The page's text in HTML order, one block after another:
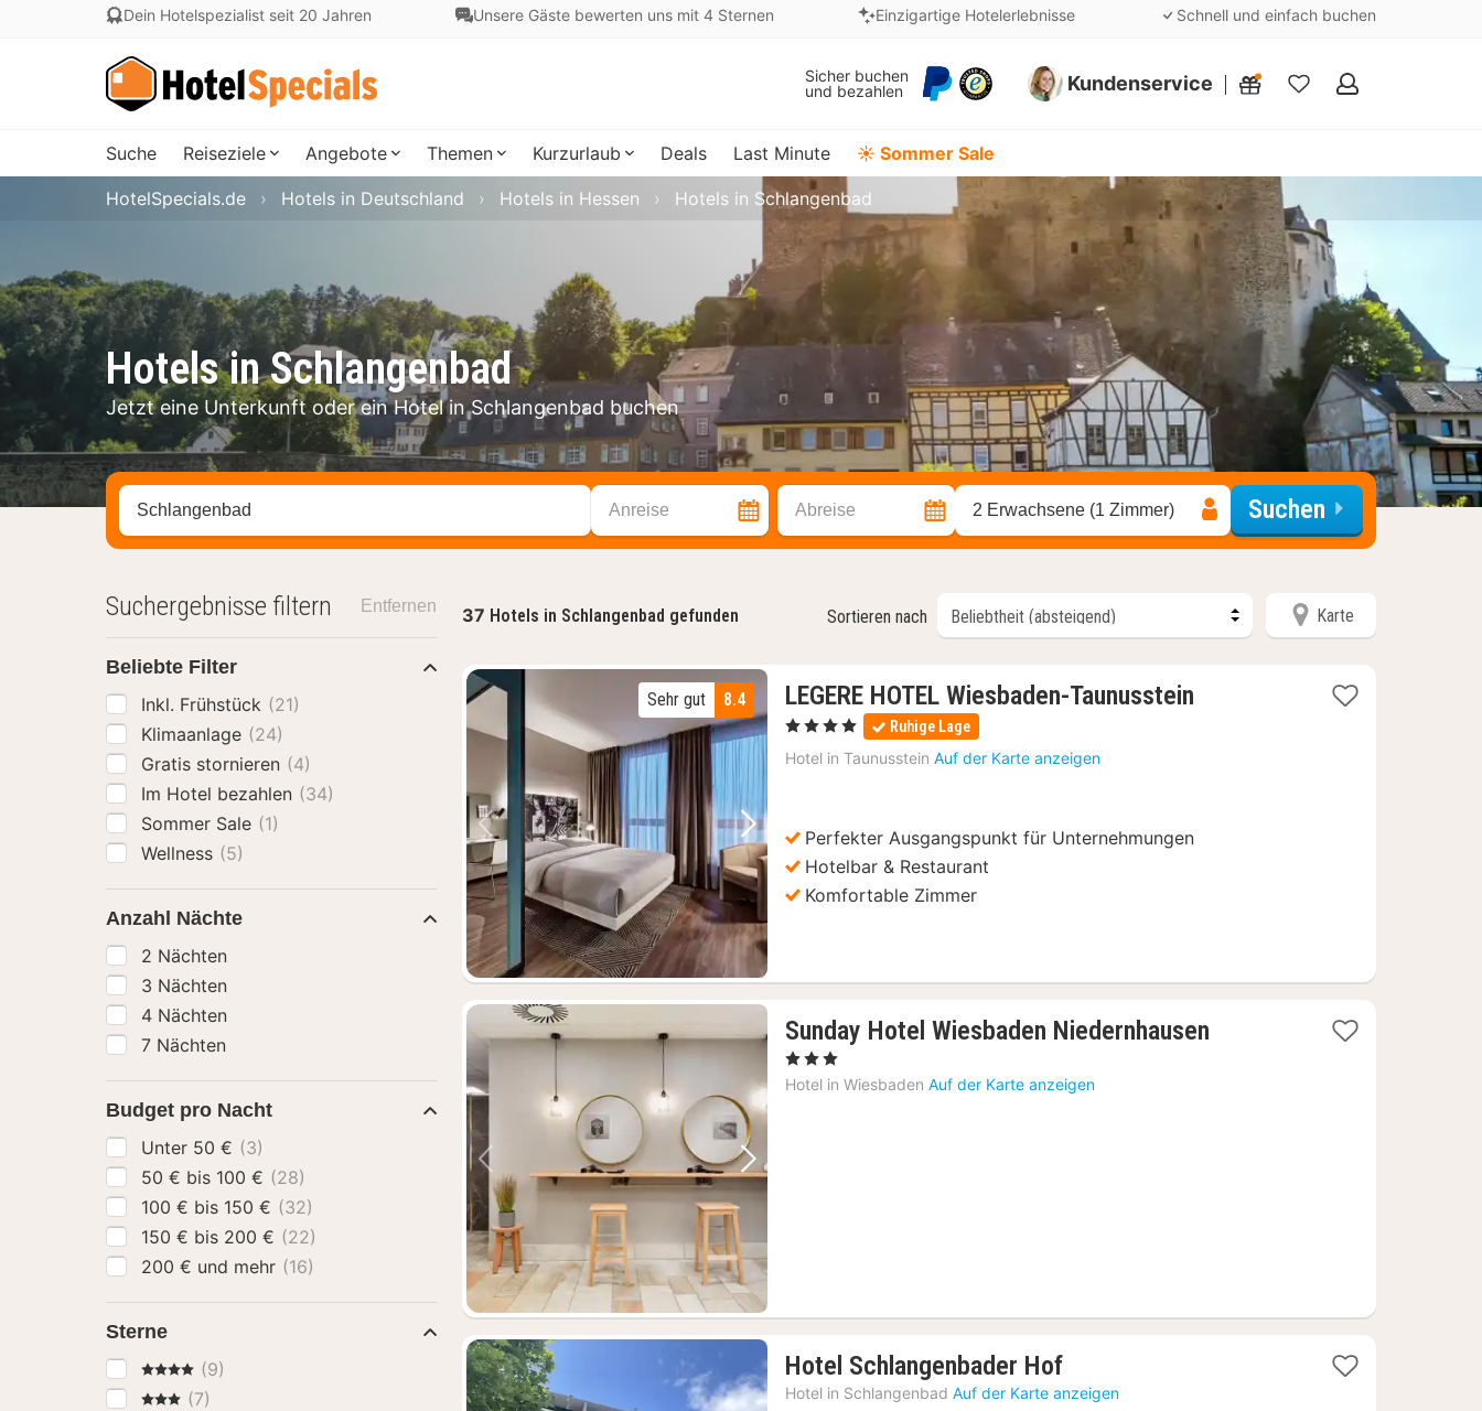
Dein Hotelspezialist seit 20 Jahren Unsere Gäste bewerten uns mit 4 Sternen Einzigartige Hotelerlebnisse Schnell und einfach buchen
Sicher buchen
und bezahlen
Kundenservice
Meine
Suche Reiseziele Angebote Themen Kurzurlaub Deals Last Minute ☀️ Sommer Sale
Hotels in Schlangenbad
Jetzt eine Unterkunft oder ein Hotel in Schlangenbad buchen
HotelSpecials.de Hotels in Deutschland Hotels in Hessen Hotels in Schlangenbad
Stadt, Region oder Hotel suchen Anreise Abreise 2 Erwachsene (1 Zimmer) Suchen
37 Hotels in Schlangenbad gefunden Sortieren nach Karte
Vorheriges Bild Nächstes Bild
8.4
Sehr gut LEGERE HOTEL Wiesbaden-Taunusstein
, 4 Sterne Ruhige Lage
Hotel in Taunusstein Auf der Karte anzeigen
Perfekter Ausgangspunkt für Unternehmungen
Hotelbar & Restaurant
Komfortable Zimmer
Vorheriges Bild Nächstes Bild
Sunday Hotel Wiesbaden Niedernhausen
, 3 Sterne
Hotel in Wiesbaden Auf der Karte anzeigen
Hotel Schlangenbader Hof1
Nacht
Hotel in Schlangenbad Auf der Karte anzeigen
Suchergebnisse filtern Entfernen
Beliebte Filter
Inkl. Frühstück (21)
Klimaanlage (24)
Gratis stornieren (4)
Im Hotel bezahlen (34)
Sommer Sale (1)
Wellness (5)
Anzahl Nächte
2 Nächten
3 Nächten
4 Nächten
7 Nächten
Budget pro Nacht
Unter 50 € (3)
50 € bis 100 € (28)
100 € bis 150 € (32)
150 € bis 200 € (22)
200 € und mehr (16)
Sterne
4 Sterne(9)
3 Sterne
(7)